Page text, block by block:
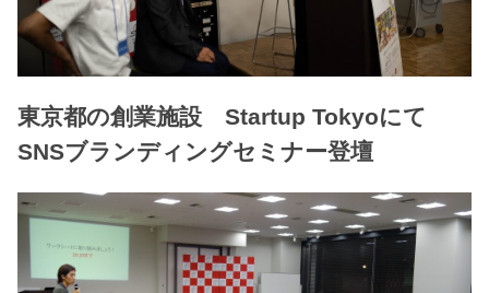
東京都の創業施設 Startup Tokyoにて
SNSブランディングセミナー登壇